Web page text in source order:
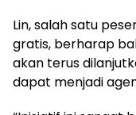
Lin, salah satu
gratis, berharap
akan terus
dapat menjadi